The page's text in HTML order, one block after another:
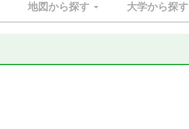
地図から探す 大学から探す